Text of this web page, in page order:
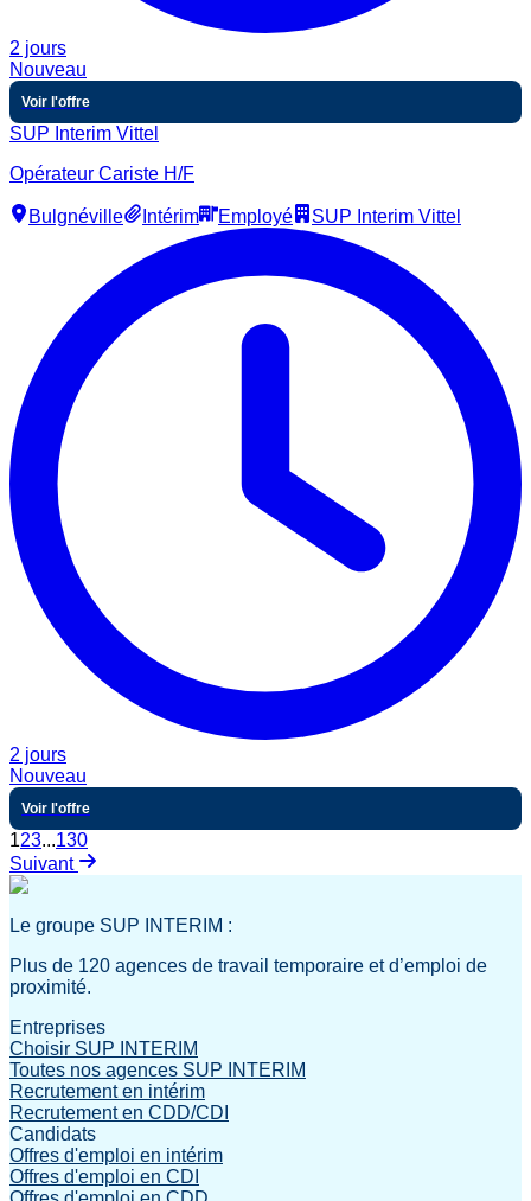
2 jours
Nouveau
Voir l'offre
SUP Interim Vittel
Opérateur Cariste H/F
Bulgnéville Intérim Employé SUP Interim Vittel
2 jours
Nouveau
Voir l'offre
123...130
Suivant
Le groupe SUP INTERIM :
Plus de 120 agences de travail temporaire et d’emploi de
proximité.
Entreprises
Choisir SUP INTERIM
Toutes nos agences SUP INTERIM
Recrutement en intérim
Recrutement en CDD/CDI
Candidats
Offres d'emploi en intérim
Offres d'emploi en CDI